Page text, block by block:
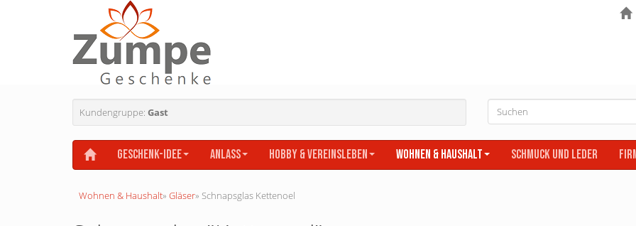
Kundengruppe: Gast
Geschenk-Idee Anlass Hobby & Vereinsleben Wohnen & Haushalt Schmuck und Leder
Wohnen & Haushalt» Gläser» Schnapsglas Kettenoel